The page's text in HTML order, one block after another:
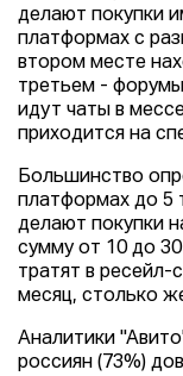
делают покупки
платформах с
втором месте
третьем - форумы
идут чаты в
приходится на
Большинство
платформах до 5
делают покупки
сумму от 10 до
тратят в ресейл-
месяц, столько
Аналитики
россиян (73%)